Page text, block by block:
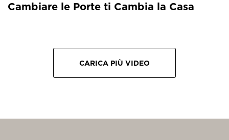
Cambiare le Porte ti Cambia la Casa
CARICA PIÙ VIDEO